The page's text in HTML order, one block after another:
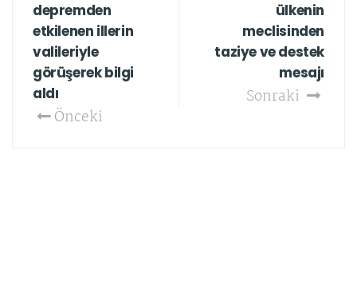
depremden
etkilenen illerin
valileriyle
görüşerek bilgi
aldı
Önceki
ülkenin
meclisinden
taziye ve destek
mesajı
Sonraki